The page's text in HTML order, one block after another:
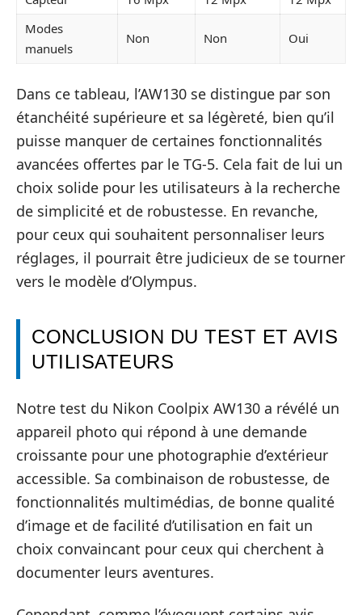
Modes
manuels
Non Non Oui
Dans ce tableau, l’AW130 se distingue par son
étanchéité supérieure et sa légèreté, bien qu’il
puisse manquer de certaines fonctionnalités
avancées offertes par le TG-5. Cela fait de lui un
choix solide pour les utilisateurs à la recherche
de simplicité et de robustesse. En revanche,
pour ceux qui souhaitent personnaliser leurs
réglages, il pourrait être judicieux de se tourner
vers le modèle d’Olympus.
CONCLUSION DU TEST ET AVIS
UTILISATEURS
Notre test du Nikon Coolpix AW130 a révélé un
appareil photo qui répond à une demande
croissante pour une photographie d’extérieur
accessible. Sa combinaison de robustesse, de
fonctionnalités multimédias, de bonne qualité
d’image et de facilité d’utilisation en fait un
choix convaincant pour ceux qui cherchent à
documenter leurs aventures.